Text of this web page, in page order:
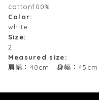
cotton100%
Color:
white
Size:
2
Measured size:
肩幅：40cm 身幅：